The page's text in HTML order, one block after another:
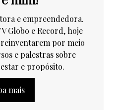
e empreendedora.
Globo e Record, hoje
por meio
e palestras sobre
e propósito.
mais